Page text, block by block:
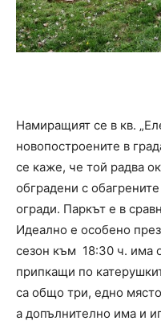
Намиращият се в кв.
новопостроените в
се каже, че той радва
обградени с
огради. Паркът е в
Идеално е особено
сезон към 18:30 ч. има
припкащи по
са общо три, едно
а допълнително има и